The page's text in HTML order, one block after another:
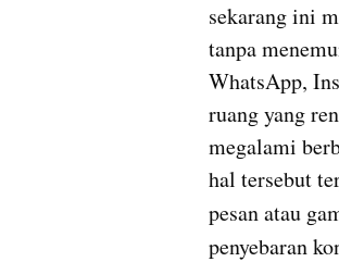
sekarang ini
tanpa
WhatsApp,
ruang yang
megalami
hal tersebut
pesan atau
penyebaran